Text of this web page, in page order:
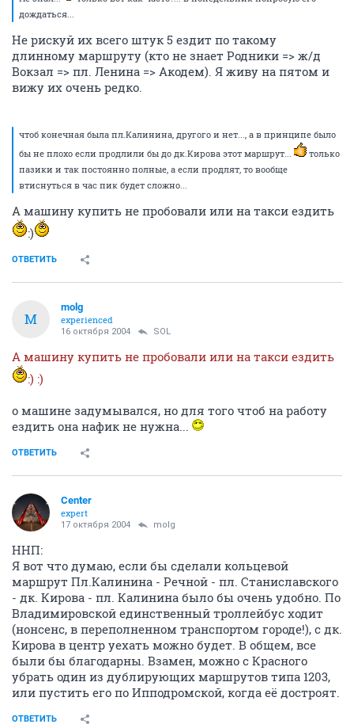
дождаться...
Не рискуй их всего штук 5 ездит по такому
длинному маршруту (кто не знает Родники => ж/д
Вокзал => пл. Ленина => Акодем). Я живу на пятом и
вижу их очень редко.
чтоб конечная была пл.Калинина, другого и нет..., а в принципе было
бы не плохо если продлили бы до дк.Кирова этот маршрут...
только
пазики и так постоянно полные, а если продлят, то вообще
втиснуться в час пик будет сложно...
А машину купить не пробовали или на такси ездить
:)
ОТВЕТИТЬ
M
molg
experienced
16 октября 2004 SOL
А машину купить не пробовали или на такси ездить
:) :)
о машине задумывался, но для того чтоб на работу
ездить она нафик не нужна...
ОТВЕТИТЬ
Center
expert
17 октября 2004 molg
ННП:
Я вот что думаю, если бы сделали кольцевой
маршрут Пл.Калинина - Речной - пл. Станиславского
- дк. Кирова - пл. Калинина было бы очень удобно. По
Владимировской единственный троллейбус ходит
(нонсенс, в переполненном транспортом городе!), с дк.
Кирова в центр уехать можно будет. В общем, все
были бы благодарны. Взамен, можно с Красного
убрать один из дублирующих маршрутов типа 1203,
или пустить его по Ипподромской, когда её достроят.
ОТВЕТИТЬ